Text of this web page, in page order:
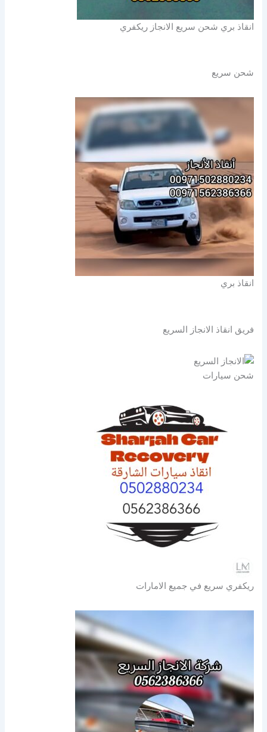
انقاذ بري شحن سريع الانجاز ريكفري
شحن سريع
انقاذ بري
فريق انقاذ الانجاز السريع
شحن سيارات
ريكفري سريع في جميع الامارات